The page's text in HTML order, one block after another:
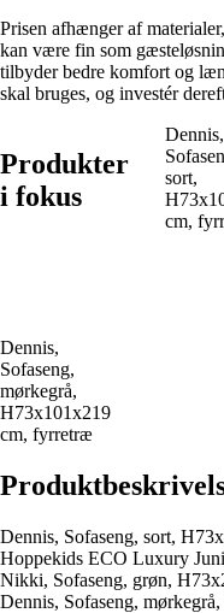
Prisen afhænger af
kan være fin som
tilbyder bedre komfort og
skal bruges, og investér
Produkter
i fokus
Dennis,
sort,
cm,
Dennis,
Sofaseng,
mørkegrå,
H73x101x219
cm, fyrretræ
Dennis, Sofaseng, sort,
Hoppekids ECO Luxury
Nikki, Sofaseng, grøn,
Dennis, Sofaseng,